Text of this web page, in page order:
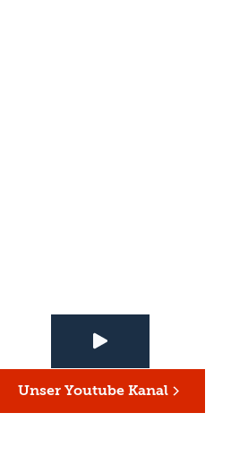
Unser Youtube Kanal